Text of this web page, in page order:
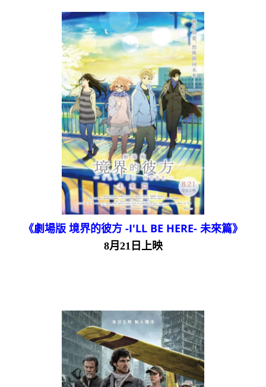
《劇場版 境界的彼方 -I'LL BE HERE- 未來篇》
8月21日上映